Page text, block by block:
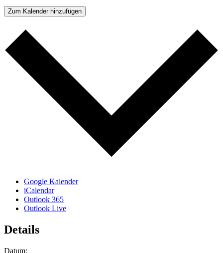
Zum Kalender hinzufügen
Google Kalender
iCalendar
Outlook 365
Outlook Live
Details
Datum: